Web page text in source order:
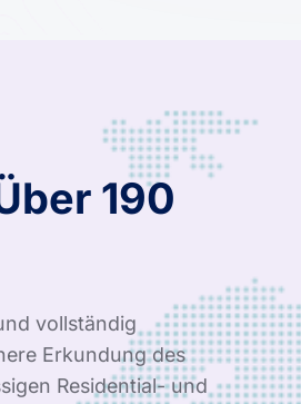
190
vollständig
Erkundung des
Residential- und